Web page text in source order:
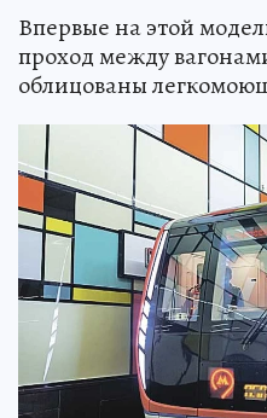
Впервые на этой
проход между
облицованы